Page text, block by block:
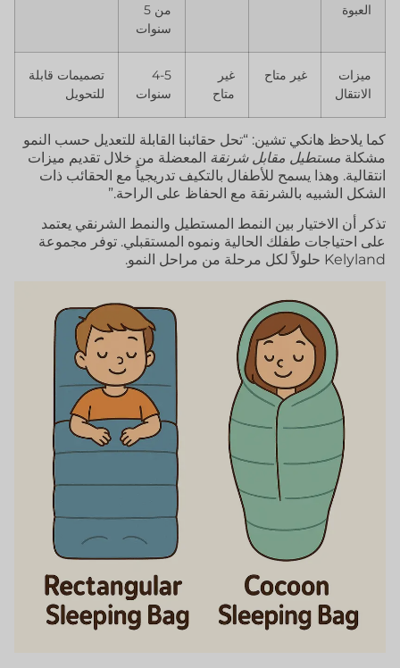
العبوة
من 5
سنوات
ميزات
الانتقال
غير متاح
غير
متاح
4-5
سنوات
تصميمات قابلة
للتحويل
كما يلاحظ هانكي تشين: “تحل حقائبنا القابلة للتعديل حسب النمو
مشكلة مستطيل مقابل شرنقة المعضلة من خلال تقديم ميزات
انتقالية. وهذا يسمح للأطفال بالتكيف تدريجياً مع الحقائب ذات
الشكل الشبيه بالشرنقة مع الحفاظ على الراحة.”
تذكر أن الاختيار بين النمط المستطيل والنمط الشرنقي يعتمد
على احتياجات طفلك الحالية ونموه المستقبلي. توفر مجموعة
Kelyland حلولاً لكل مرحلة من مراحل النمو.